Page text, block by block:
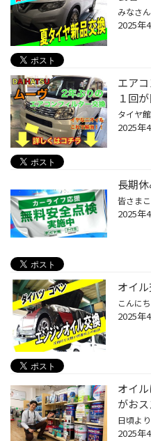
2025年
エア
１回
2025年
長期
2025年
オイ
2025年
オイ
がお
2025年